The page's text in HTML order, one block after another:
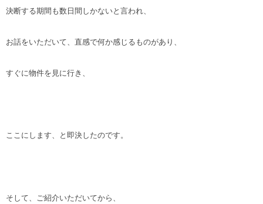
決断する期間も数日間しかないと言われ、
お話をいただいて、直感で何か感じるものがあり、
すぐに物件を見に行き、
ここにします、と即決したのです。
そして、ご紹介いただいてから、